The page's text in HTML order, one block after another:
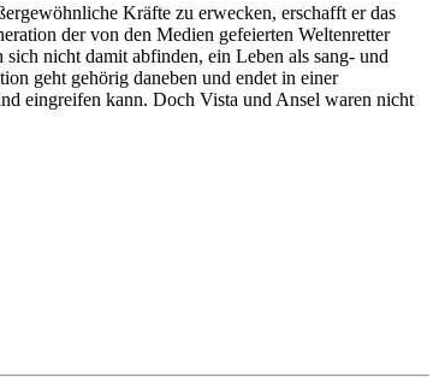
Kräfte zu erwecken, erschafft er das
der von den Medien gefeierten Weltenretter
nicht damit abfinden, ein Leben als sang- und
geht gehörig daneben und endet in einer
eingreifen kann. Doch Vista und Ansel waren nicht